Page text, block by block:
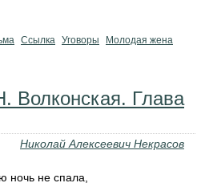
Ссылка Уговоры
Молодая жена
Волконская. Глава
Николай Алексеевич Некрасов
ночь не спала,